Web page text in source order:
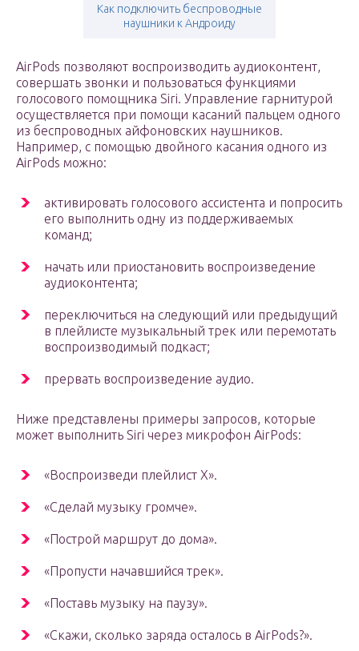
Как подключить беспроводные
наушники к Андроиду
AirPods позволяют воспроизводить аудиоконтент,
совершать звонки и пользоваться функциями
голосового помощника Siri. Управление гарнитурой
осуществляется при помощи касаний пальцем одного
из беспроводных айфоновских наушников.
Например, с помощью двойного касания одного из
AirPods можно:
активировать голосового ассистента и попросить
его выполнить одну из поддерживаемых
команд;
начать или приостановить воспроизведение
аудиоконтента;
переключиться на следующий или предыдущий
в плейлисте музыкальный трек или перемотать
воспроизводимый подкаст;
прервать воспроизведение аудио.
Ниже представлены примеры запросов, которые
может выполнить Siri через микрофон AirPods:
«Воспроизведи плейлист X».
«Сделай музыку громче».
«Построй маршрут до дома».
«Пропусти начавшийся трек».
«Поставь музыку на паузу».
«Скажи, сколько заряда осталось в AirPods?».